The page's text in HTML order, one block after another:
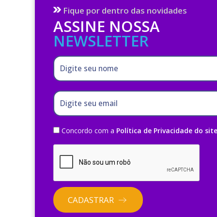
Fique por dentro das novidades
ASSINE NOSSA
NEWSLETTER
Digite seu nome
Digite seu email
Concordo com a Política de Privacidade do site
CADASTRAR